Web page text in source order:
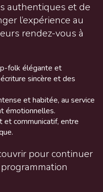
authentiques et de
l’expérience au
rendez-vous à
folk élégante et
sincère et des
et habitée, au service
émotionnelles.
et communicatif, entre
pour continuer